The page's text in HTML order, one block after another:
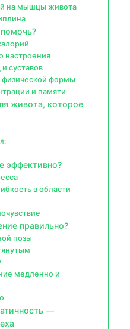
на мышцы живота
настроения
суставов
формы
и памяти
живота, которое
эффективно?
в области
правильно?
позы
медленно и
—